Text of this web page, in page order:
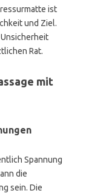
ist
und Ziel.
Rat.
mit
Spannung
die
sein. Die